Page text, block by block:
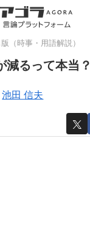
（時事・用語解説）
減るって本当？
池田 信夫